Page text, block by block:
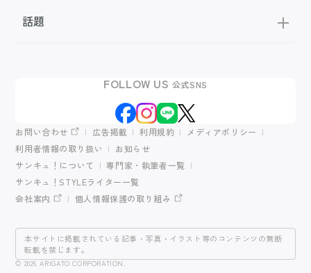
話題
FOLLOW US 公式SNS
お問い合わせ 広告掲載 利用規約
メディアポリシー
利用者情報の取り扱い
お知らせ
サンキュ！について
専門家・執筆者一覧
サンキュ！STYLEライター一覧
会社案内
個人情報保護の取り組み
本サイトに掲載されている記事・写真・イラスト等のコンテンツの無断
転載を禁じます。
© 2026 ARIGATO CORPORATION.